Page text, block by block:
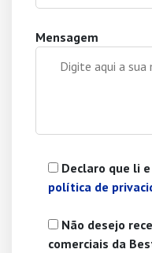
Mensagem
Declaro que li
política de
Não desejo
comerciais da